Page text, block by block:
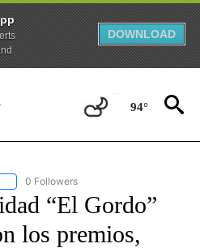
DOWNLOAD
94°
FOLLOW "CNN - SPANISH" TO RECEIVE
0 Followers
“El Gordo”
los premios,